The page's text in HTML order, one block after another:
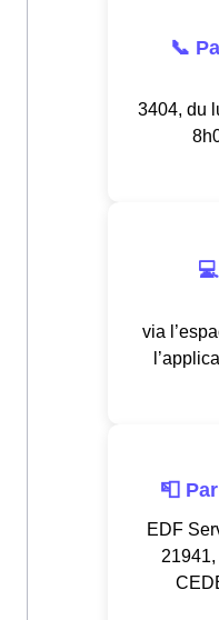
📞
3404, du
via
📮
EDF